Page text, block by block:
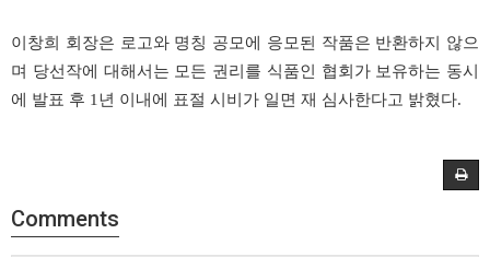
이창희
회장은 로고와 명칭 공모에 응모된 작품은 반환하지 않으
며 당선작에 대해서는 모든 권리를 식품인 협회가 보유하는 동시
에 발표 후 1년 이내에 표절 시비가 일면 재 심사한다고 밝혔다.
Comments